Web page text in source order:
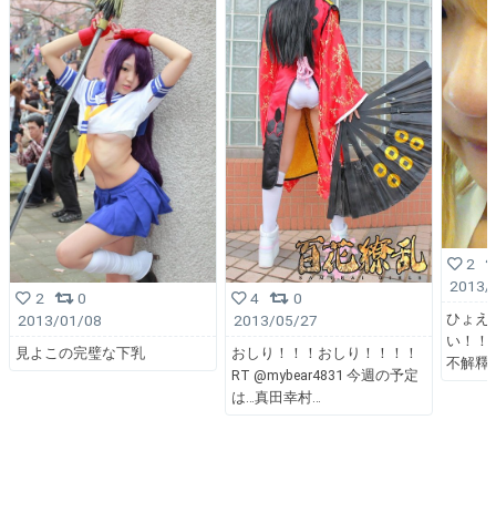
2
0
2013/01/08
見よこの完璧な下乳
4
0
2013/05/27
おしり！！！おしり！！！！
RT @mybear4831 今週の予定
は…真田幸村
2
2013/
ひょえ
い！！
不解釋